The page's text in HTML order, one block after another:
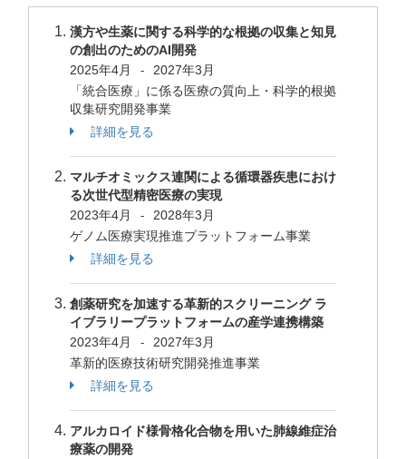
漢方や生薬に関する科学的な根拠の収集と知見
の創出のためのAI開発
2025年4月
-
2027年3月
「統合医療」に係る医療の質向上・科学的根拠
収集研究開発事業
詳細を見る
マルチオミックス連関による循環器疾患におけ
る次世代型精密医療の実現
2023年4月
-
2028年3月
ゲノム医療実現推進プラットフォーム事業
詳細を見る
創薬研究を加速する革新的スクリーニング ラ
イブラリープラットフォームの産学連携構築
2023年4月
-
2027年3月
革新的医療技術研究開発推進事業
詳細を見る
アルカロイド様骨格化合物を用いた肺線維症治
療薬の開発